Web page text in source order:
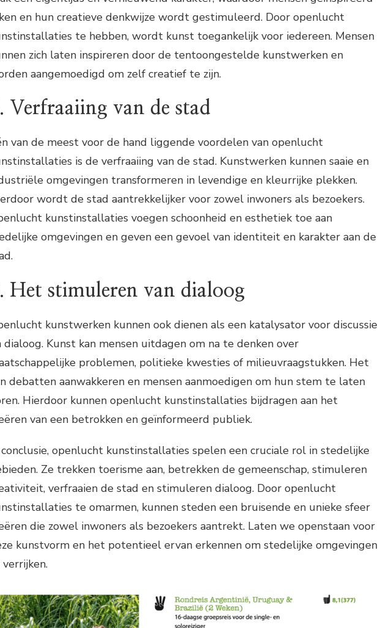
en hun creatieve denkwijze wordt gestimuleerd. Door openlucht
te hebben, wordt kunst toegankelijk voor iedereen. Mensen
zich laten inspireren door de tentoongestelde kunstwerken en
aangemoedigd om zelf creatief te zijn.
Verfraaiing van de stad
van de meest voor de hand liggende voordelen van openlucht
is de verfraaiing van de stad. Kunstwerken kunnen saaie en
omgevingen transformeren in levendige en kleurrijke plekken.
wordt de stad aantrekkelijker voor zowel inwoners als bezoekers.
kunstinstallaties voegen schoonheid en esthetiek toe aan
omgevingen en geven een gevoel van identiteit en karakter aan de
Het stimuleren van dialoog
kunstwerken kunnen ook dienen als een katalysator voor discussie
dialoog. Kunst kan mensen uitdagen om na te denken over
problemen, politieke kwesties of milieuvraagstukken. Het
debatten aanwakkeren en mensen aanmoedigen om hun stem te laten
Hierdoor kunnen openlucht kunstinstallaties bijdragen aan het
van een betrokken en geïnformeerd publiek.
openlucht kunstinstallaties spelen een cruciale rol in stedelijke
Ze trekken toerisme aan, betrekken de gemeenschap, stimuleren
verfraaien de stad en stimuleren dialoog. Door openlucht
te omarmen, kunnen steden een bruisende en unieke sfeer
die zowel inwoners als bezoekers aantrekt. Laten we openstaan voor
kunstvorm en het potentieel ervan erkennen om stedelijke omgevingen